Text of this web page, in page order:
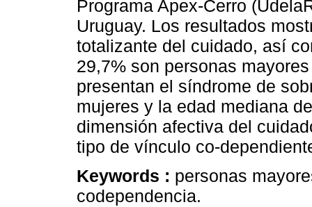
Programa Apex-Cerro
Uruguay. Los resultados
totalizante del cuidado, así
29,7% son personas
presentan el síndrome de
mujeres y la edad mediana
dimensión afectiva del
tipo de vínculo co-
Keywords : personas
codependencia.